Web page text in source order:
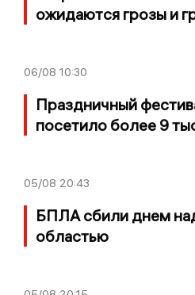
ожидаются грозы и
06/08 10:30
Праздничный
посетило более 9
05/08 20:43
БПЛА сбили днем
областью